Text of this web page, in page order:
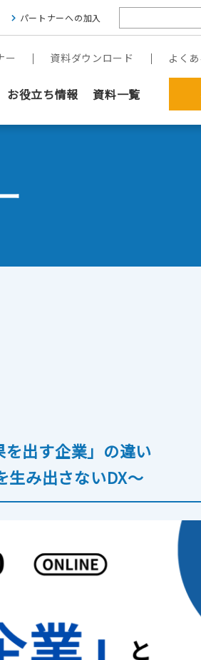
パートナーへの加入
ー 資料ダウンロード よく
お役立ち情報 資料一覧
と「成果を出す企業」の違い 〜分断
を出す企業」の違い
生み出さないDX〜